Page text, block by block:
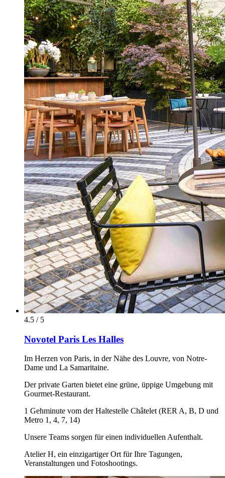
4.5 / 5
Novotel Paris Les Halles
Im Herzen von Paris, in der Nähe des Louvre, von Notre-
Dame und La Samaritaine.
Der private Garten bietet eine grüne, üppige Umgebung mit
Gourmet-Restaurant.
1 Gehminute vom der Haltestelle Châtelet (RER A, B, D und
Metro 1, 4, 7, 14)
Unsere Teams sorgen für einen individuellen Aufenthalt.
Atelier H, ein einzigartiger Ort für Ihre Tagungen,
Veranstaltungen und Fotoshootings.